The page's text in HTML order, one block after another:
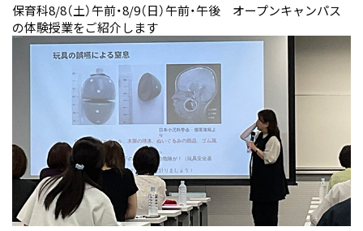
保育科8/8（土）午前・8/9（日）午前・午後 オープンキャンパス
の体験授業をご紹介します